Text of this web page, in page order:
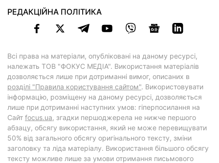
РЕДАКЦІЙНА ПОЛІТИКА
Всі права на матеріали, опубліковані на даному ресурсі,
належать ТОВ "ФОКУС МЕДІА". Використання матеріалів
дозволяється лише при дотриманні вимог, описаних в
розділі "Правила користування сайтом". Використовувати
інформацію, розміщену на даному ресурсі, дозволяється
лише при дотриманні наступних умов: гіперпосилання на
Cайт focus.ua, згадки першоджерела не нижче першого
абзацу, обсягу використання, який не може перевищувати
50% від загального обсягу оригінального тексту, зміни
заголовку та ліда матеріалу. Використання більшого обсягу
тексту можливе лише за умови отримання письмового